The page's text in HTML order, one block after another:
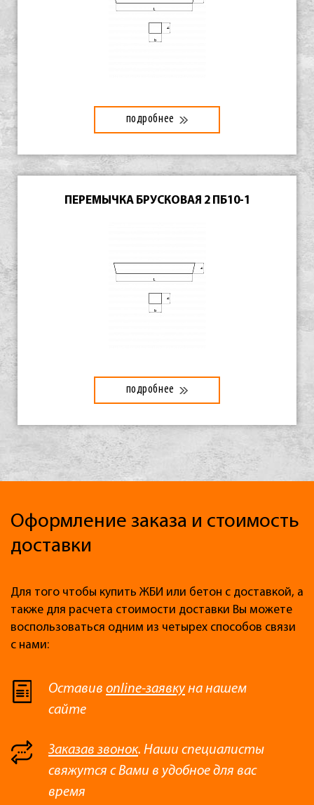
подробнее
ПЕРЕМЫЧКА БРУСКОВАЯ 2 ПБ10-1
подробнее
Оформление заказа и стоимость
доставки
Для того чтобы купить ЖБИ или бетон с доставкой, а
также для расчета стоимости доставки Вы можете
воспользоваться одним из четырех способов связи
с нами:
Оставив online-заявкуна нашем
сайте
Заказав звонок. Наши специалисты
свяжутся с Вами в удобное для вас
время